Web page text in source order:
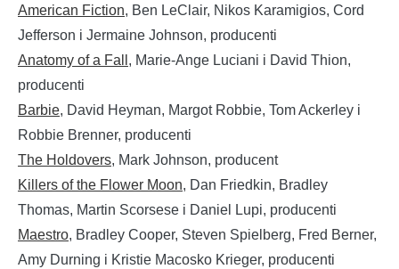
American Fiction, Ben LeClair, Nikos Karamigios, Cord
Jefferson i Jermaine Johnson, producenti
Anatomy of a Fall , Marie-Ange Luciani i David Thion,
producenti
Barbie, David Heyman, Margot Robbie, Tom Ackerley i
Robbie Brenner, producenti
The Holdovers, Mark Johnson, producent
Killers of the Flower Moon, Dan Friedkin, Bradley
Thomas, Martin Scorsese i Daniel Lupi, producenti
Maestro, Bradley Cooper, Steven Spielberg, Fred Berner,
Amy Durning i Kristie Macosko Krieger, producenti